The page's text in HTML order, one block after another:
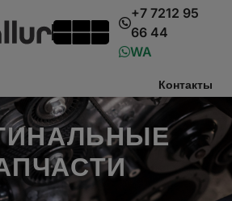
+7 7212 95
66 44
WA
Контакты